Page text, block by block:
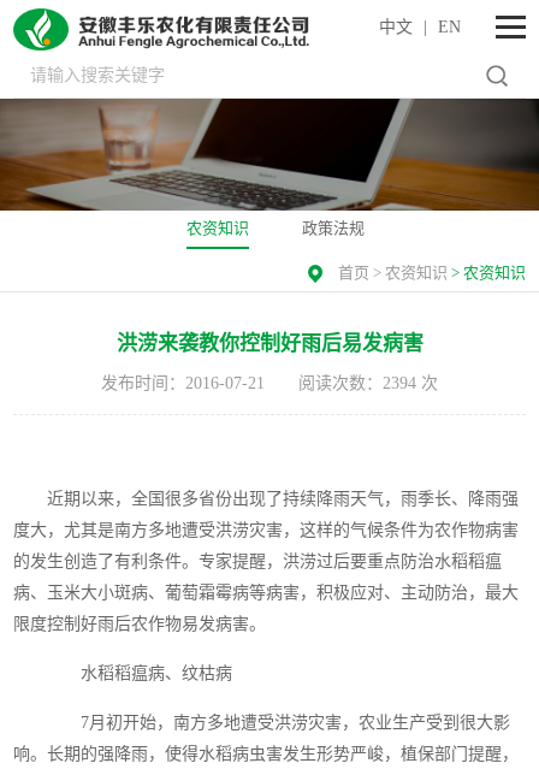
中文 EN
农资知识 政策法规
首页 > 农资知识 > 农资知识
洪涝来袭教你控制好雨后易发病害
发布时间：2016-07-21 阅读次数： 2394 次
近期以来，全国很多省份出现了持续降雨天气，雨季长、降雨强
度大，尤其是南方多地遭受洪涝灾害，这样的气候条件为农作物病害
的发生创造了有利条件。专家提醒，洪涝过后要重点防治水稻稻瘟
病、玉米大小斑病、葡萄霜霉病等病害，积极应对、主动防治，最大
限度控制好雨后农作物易发病害。
水稻稻瘟病、纹枯病
7月初开始，南方多地遭受洪涝灾害，农业生产受到很大影
响。长期的强降雨，使得水稻病虫害发生形势严峻，植保部门提醒，